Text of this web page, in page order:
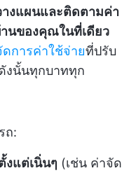
งแผนและติดตามค่า
นของคุณในที่เดียว
การค่าใช้จ่ายที่ปรับ
งนั้นทุกบาททุก
ถ:
งแต่เนิ่นๆ (เช่น ค่าจัด